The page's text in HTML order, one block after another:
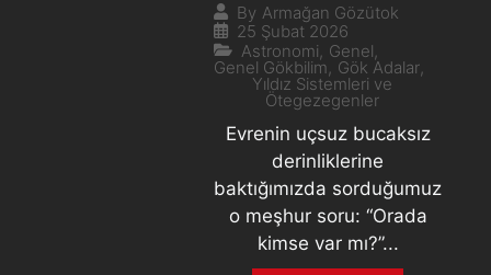
By Armağan Gözütok
25 Şubat 2026
Astronomi Genel
Genel Gökbilim Gök Adalar
Yıldız Sistemleri ve
Ötegezegenler
Evrenin uçsuz bucaksız
derinliklerine
baktığımızda sorduğumuz
o meşhur soru: “Orada
kimse var mı?”...